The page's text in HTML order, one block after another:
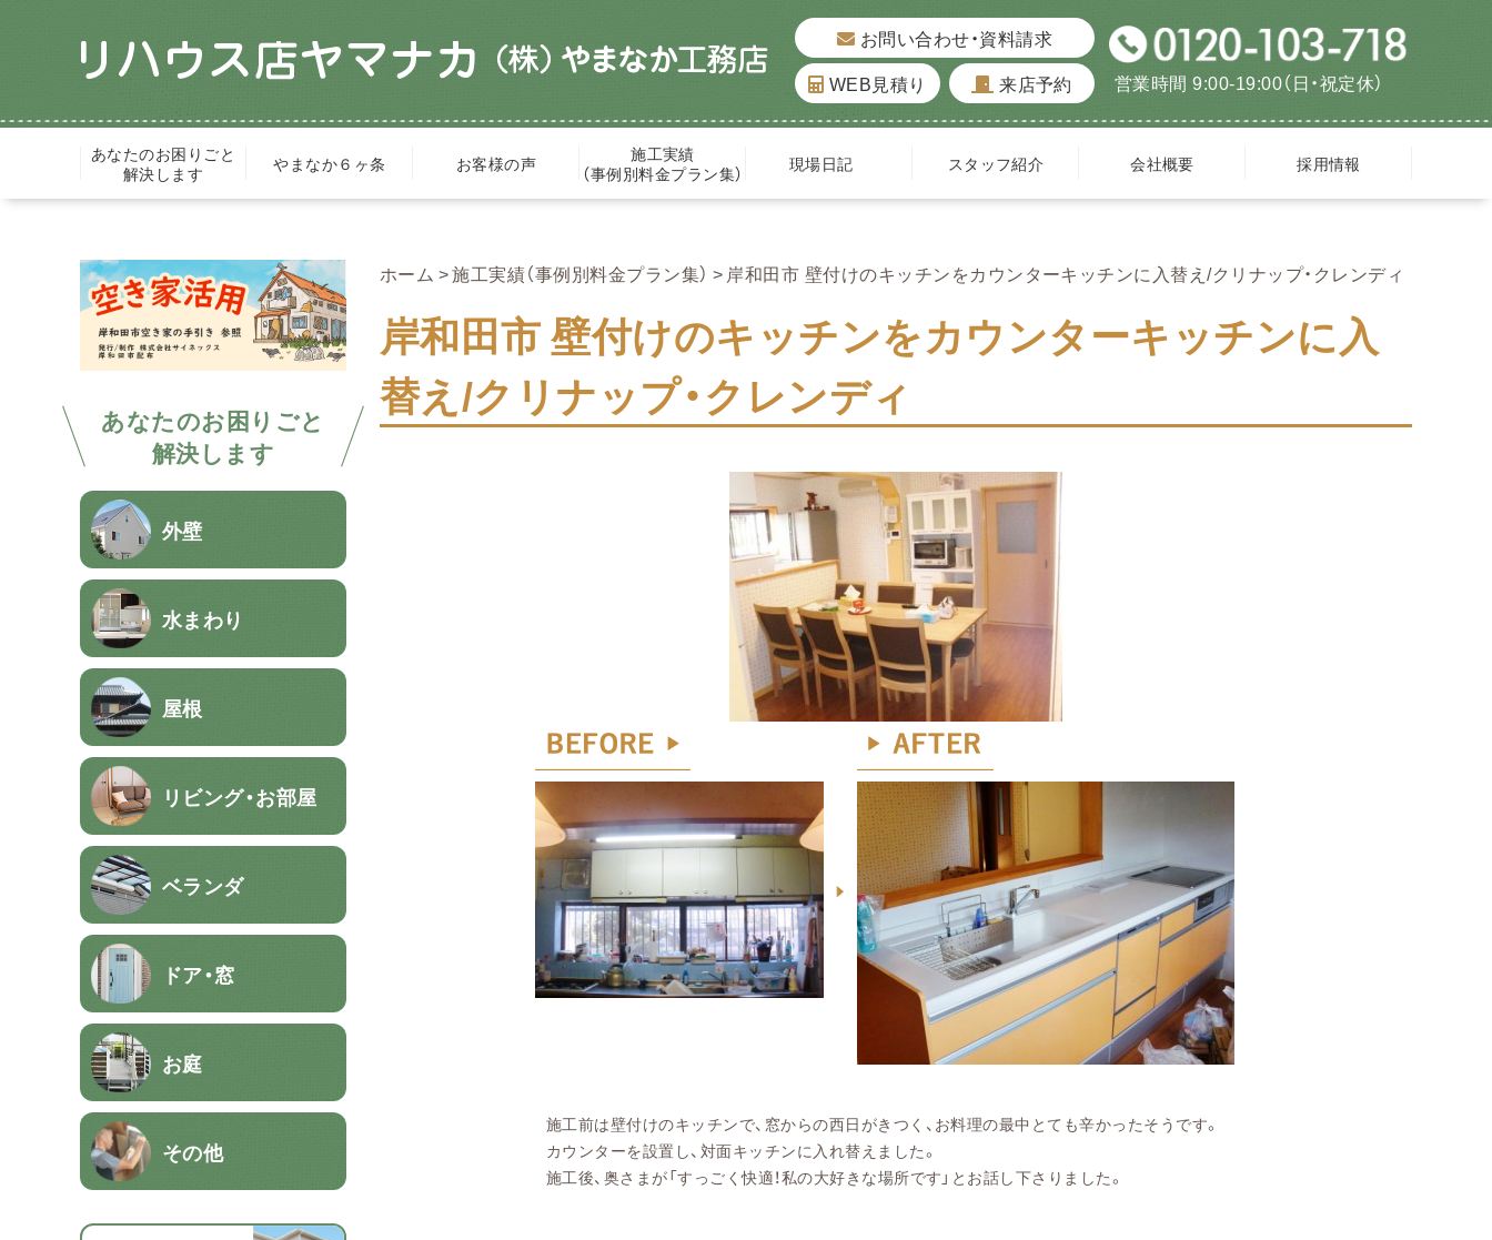
お問い合わせ・資料請求
WEB見積り
来店予約 営業時間 9:00-19:00（日・祝定休）
あなたのお困りごと
解決します
やまなか６ヶ条 お客様の声
施工実績
（事例別料金プラン集）
現場日記 スタッフ紹介 会社概要 採用情報
あなたのお困りごと
解決します
外壁
水まわり
屋根
リビング・お部屋
ベランダ
ドア・窓
お庭
その他
ホーム 施工実績（事例別料金プラン集） 岸和田市 壁付けのキッチンをカウンターキッチンに入替え/クリナップ・クレンディ
岸和田市 壁付けのキッチンをカウンターキッチンに入
替え/クリナップ・クレンディ
施工前は壁付けのキッチンで、窓からの西日がきつく、お料理の最中とても辛かったそうです。
カウンターを設置し、対面キッチンに入れ替えました。
施工後、奥さまが「すっごく快適！私の大好きな場所です」とお話し下さりました。